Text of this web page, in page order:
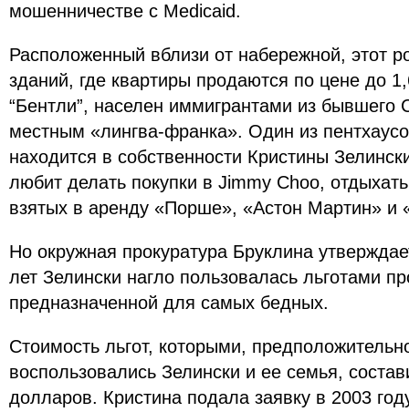
мошенничестве с Medicaid.
Расположенный вблизи от набережной, этот
зданий, где квартиры продаются по цене до
“Бентли”, населен иммигрантами из бывшего
местным «лингва-франка». Один из
находится в собственности Кристины
любит делать покупки в Jimmy Choo,
взятых в аренду «Порше», «Астон Мартин»
Но окружная прокуратура Бруклина
лет Зелински нагло пользовалась льготами
предназначенной для самых бедных.
Стоимость льгот, которыми,
воспользовались Зелински и ее семья,
долларов. Кристина подала заявку в 2003